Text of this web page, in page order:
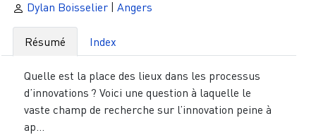
Dylan Boisselier| Angers
Résumé Index
Quelle est la place des lieux dans les processus
d’innovations ? Voici une question à laquelle le
vaste champ de recherche sur l’innovation peine à
ap...